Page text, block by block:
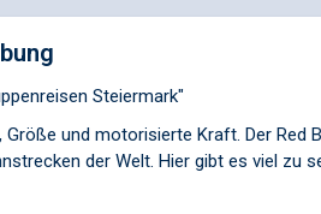
Steiermark"
Größe und motorisierte Kraft. Der Red
der Welt. Hier gibt es viel zu